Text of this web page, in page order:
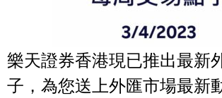
樂天證券香港現已推出最新
子，為您送上外匯市場最新